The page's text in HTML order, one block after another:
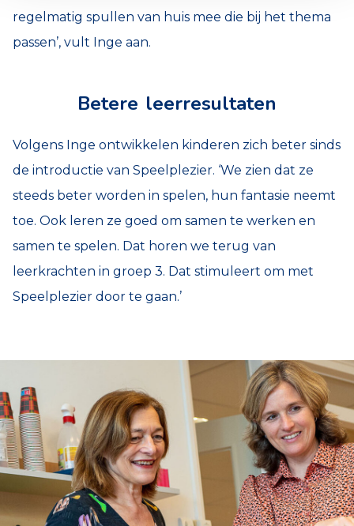
regelmatig spullen van huis mee die bij het thema
passen’, vult Inge aan.
Betere leerresultaten
Volgens Inge ontwikkelen kinderen zich beter sinds
de introductie van Speelplezier. ‘We zien dat ze
steeds beter worden in spelen, hun fantasie neemt
toe. Ook leren ze goed om samen te werken en
samen te spelen. Dat horen we terug van
leerkrachten in groep 3. Dat stimuleert om met
Speelplezier door te gaan.’